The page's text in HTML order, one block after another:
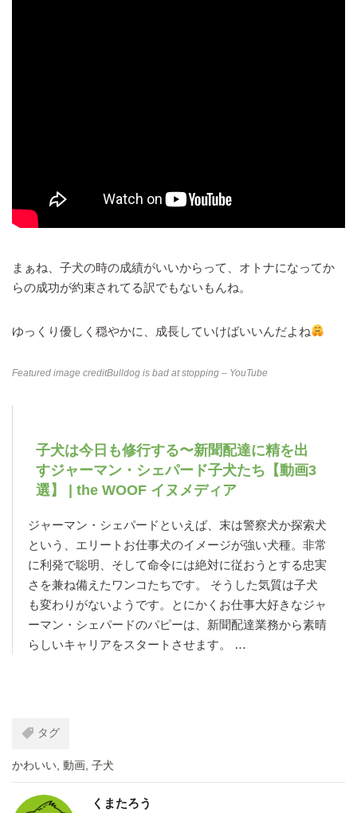
まぁね、子犬の時の成績がいいからって、オトナになってか
らの成功が約束されてる訳でもないもんね。
ゆっくり優しく穏やかに、成長していけばいいんだよね
Featured image creditBulldog is bad at stopping – YouTube
子犬は今日も修行する〜新聞配達に精を出
すジャーマン・シェパード子犬たち【動画3
選】 | the WOOF イヌメディア
ジャーマン・シェパードといえば、末は警察犬か探索犬
という、エリートお仕事犬のイメージが強い犬種。非常
に利発で聡明、そして命令には絶対に従おうとする忠実
さを兼ね備えたワンコたちです。 そうした気質は子犬
も変わりがないようです。とにかくお仕事大好きなジャ
ーマン・シェパードのパピーは、新聞配達業務から素晴
らしいキャリアをスタートさせます。 …
タグ
かわいい 動画 子犬
くまたろう